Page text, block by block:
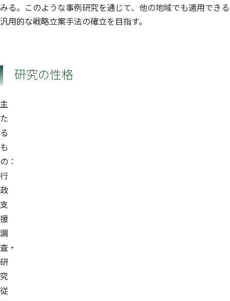
みる。このような事例研究を通じて、他の地域でも適用できる
汎用的な戦略立案手法の確立を目指す。
研究の性格
主
た
る
も
の：
行
政
支
援
調
査・
研
究
従